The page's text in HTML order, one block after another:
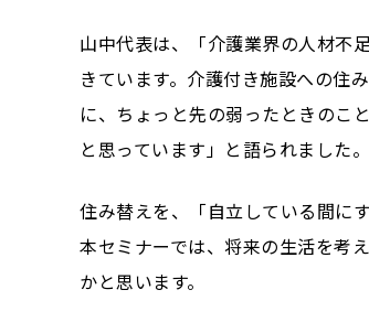
山中代表は、「介護業界の人材不
きています。介護付き施設への住
に、ちょっと先の弱ったときのこ
と思っています」と語られました。
住み替えを、「自立している間に
本セミナーでは、将来の生活を考
かと思います。